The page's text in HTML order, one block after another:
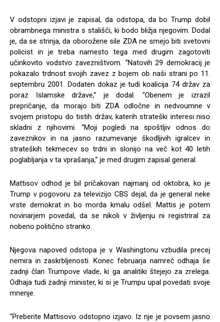
V odstopni izjavi je zapisal, da odstopa, da bo Trump dobil
obrambnega ministra s stališči, ki bodo bližja njegovim. Dodal
je, da se strinja, da oborožene sile ZDA ne smejo biti svetovni
policist in je treba namesto tega med drugim zagotoviti
učinkovito vodstvo zavezništvom. “Natovih 29 demokracij je
pokazalo trdnost svojih zavez z bojem ob naši strani po 11.
septembru 2001. Dodaten dokaz je tudi koalicija 74 držav za
poraz Islamske države,” je dodal. “Obenem je izrazil
prepričanje, da morajo biti ZDA odločne in nedvoumne v
svojem pristopu do tistih držav, katerih strateški interesi niso
skladni z njihovimi. “Moji pogledi na spoštljiv odnos do
zaveznikov in na jasno razumevanje škodljivih igralcev in
strateških tekmecev so trdni in slonijo na več kot 40 letih
poglabljanja v ta vprašanja,” je med drugim zapisal general.
Mattisov odhod je bil pričakovan najmanj od oktobra, ko je
Trump v pogovoru za televizijo CBS dejal, da je general neke
vrste demokrat in bo morda kmalu odšel. Mattis je potem
novinarjem povedal, da se nikoli v življenju ni registriral za
nobeno politično stranko.
Njegova napoved odstopa je v Washingtonu vzbudila precej
nemira in zaskrbljenosti. Konec februarja namreč odhaja še
zadnji član Trumpove vlade, ki ga analitiki štejejo za zrelega.
Odhaja tudi zadnji minister, ki si je Trumpu upal povedati svoje
mnenje.
“Preberite Mattisovo odstopno izjavo. Iz nje je povsem jasno